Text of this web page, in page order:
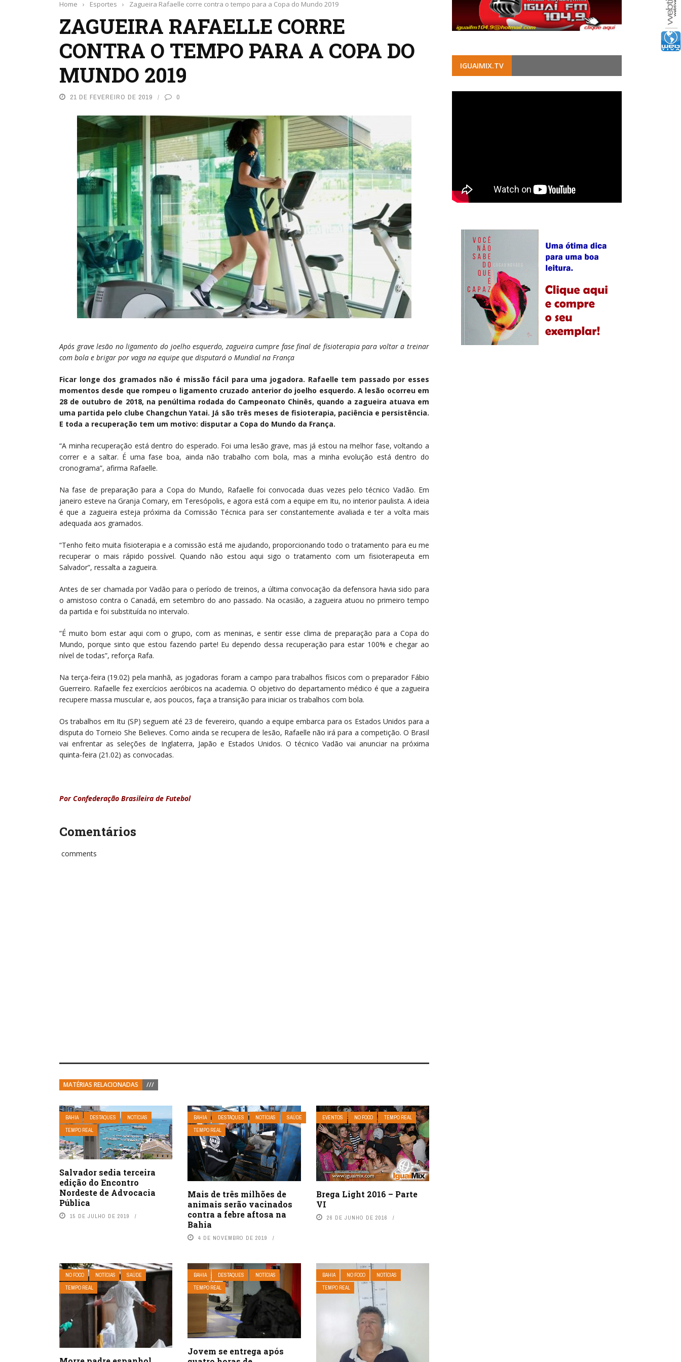
Home › Esportes › Zagueira Rafaelle corre contra o tempo para a Copa do Mundo 2019
ZAGUEIRA RAFAELLE CORRE
CONTRA O TEMPO PARA A COPA DO
MUNDO 2019
21 DE FEVEREIRO DE 2019 0
Após grave lesão no ligamento do joelho esquerdo, zagueira cumpre fase final de fisioterapia para voltar a treinar
com bola e brigar por vaga na equipe que disputará o Mundial na França
Ficar longe dos gramados não é missão fácil para uma jogadora. Rafaelle tem passado por esses
momentos desde que rompeu o ligamento cruzado anterior do joelho esquerdo. A lesão ocorreu em
28 de outubro de 2018, na penúltima rodada do Campeonato Chinês, quando a zagueira atuava em
uma partida pelo clube Changchun Yatai. Já são três meses de fisioterapia, paciência e persistência.
E toda a recuperação tem um motivo: disputar a Copa do Mundo da França.
“A minha recuperação está dentro do esperado. Foi uma lesão grave, mas já estou na melhor fase, voltando a
correr e a saltar. É uma fase boa, ainda não trabalho com bola, mas a minha evolução está dentro do
cronograma”, afirma Rafaelle.
Na fase de preparação para a Copa do Mundo, Rafaelle foi convocada duas vezes pelo técnico Vadão. Em
janeiro esteve na Granja Comary, em Teresópolis, e agora está com a equipe em Itu, no interior paulista. A ideia
é que a zagueira esteja próxima da Comissão Técnica para ser constantemente avaliada e ter a volta mais
adequada aos gramados.
“Tenho feito muita fisioterapia e a comissão está me ajudando, proporcionando todo o tratamento para eu me
recuperar o mais rápido possível. Quando não estou aqui sigo o tratamento com um fisioterapeuta em
Salvador”, ressalta a zagueira.
Antes de ser chamada por Vadão para o período de treinos, a última convocação da defensora havia sido para
o amistoso contra o Canadá, em setembro do ano passado. Na ocasião, a zagueira atuou no primeiro tempo
da partida e foi substituída no intervalo.
“É muito bom estar aqui com o grupo, com as meninas, e sentir esse clima de preparação para a Copa do
Mundo, porque sinto que estou fazendo parte! Eu dependo dessa recuperação para estar 100% e chegar ao
nível de todas”, reforça Rafa.
Na terça-feira (19.02) pela manhã, as jogadoras foram a campo para trabalhos físicos com o preparador Fábio
Guerreiro. Rafaelle fez exercícios aeróbicos na academia. O objetivo do departamento médico é que a zagueira
recupere massa muscular e, aos poucos, faça a transição para iniciar os trabalhos com bola.
Os trabalhos em Itu (SP) seguem até 23 de fevereiro, quando a equipe embarca para os Estados Unidos para a
disputa do Torneio She Believes. Como ainda se recupera de lesão, Rafaelle não irá para a competição. O Brasil
vai enfrentar as seleções de Inglaterra, Japão e Estados Unidos. O técnico Vadão vai anunciar na próxima
quinta-feira (21.02) as convocadas.
Por Confederação Brasileira de Futebol
Comentários
comments
MATÉRIAS RELACIONADAS ///
BAHIA DESTAQUES
NOTÍCIAS
TEMPO REAL
Salvador sedia terceira
edição do Encontro
Nordeste de Advocacia
Pública
15 DE JULHO DE 2019
BAHIA DESTAQUES NOTÍCIAS
SAÚDE
TEMPO REAL
Mais de três milhões de
animais serão vacinados
contra a febre aftosa na
Bahia
4 DE NOVEMBRO DE 2019
EVENTOS NO FOCO TEMPO REAL
Brega Light 2016 – Parte
VI
26 DE JUNHO DE 2016
NO FOCO NOTÍCIAS
SAÚDE
TEMPO REAL
BAHIA DESTAQUES
NOTÍCIAS
TEMPO REAL
Jovem se entrega após
BAHIA NO FOCO
NOTÍCIAS
TEMPO REAL
IGUAIMIX.TV